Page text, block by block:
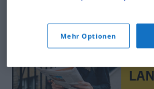
Mehr Optionen